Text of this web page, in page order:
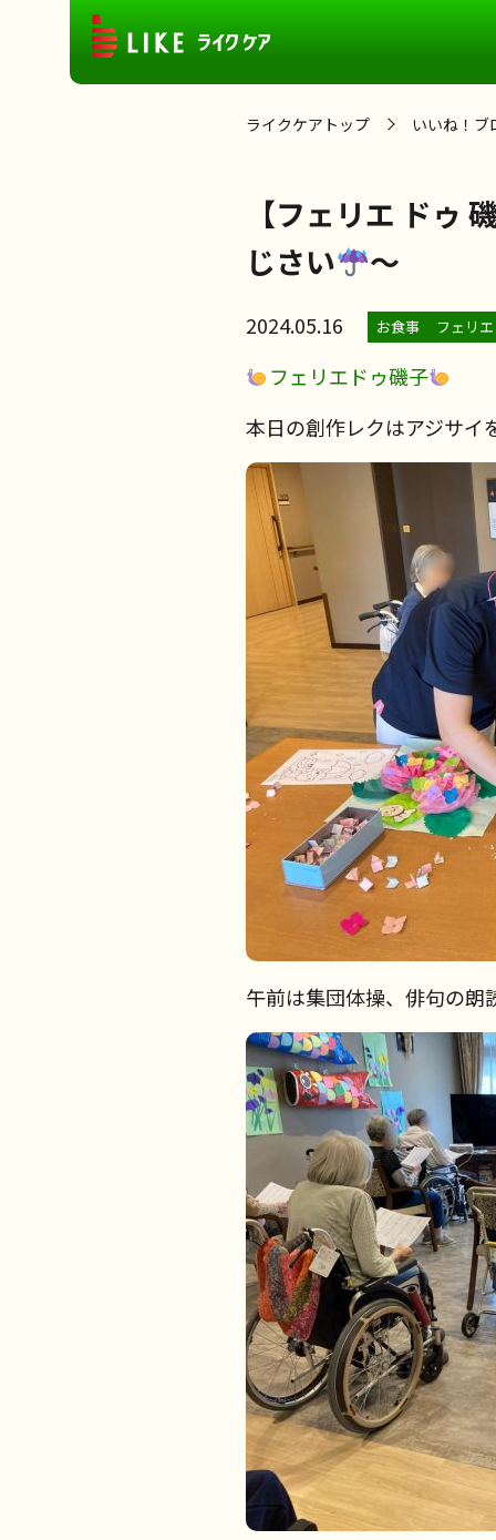
ライクケアトップ いいね！ブ
【フェリエ ドゥ
じさい
～
2024.05.16 お食事 フェリ
フェリエドゥ磯子
本日の創作レクはアジサイ
午前は集団体操、俳句の朗